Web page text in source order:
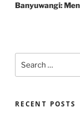
Banyuwangi:
for:
RECENT POSTS